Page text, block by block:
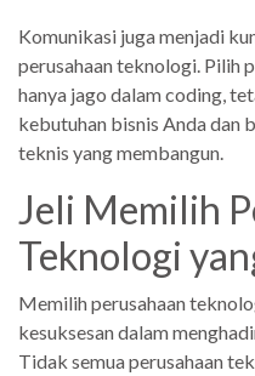
Komunikasi juga menjadi
perusahaan teknologi. Pilih
hanya jago dalam coding,
kebutuhan bisnis Anda dan
teknis yang membangun.
Jeli Memilih
Teknologi
Memilih perusahaan
kesuksesan dalam
Tidak semua perusahaan